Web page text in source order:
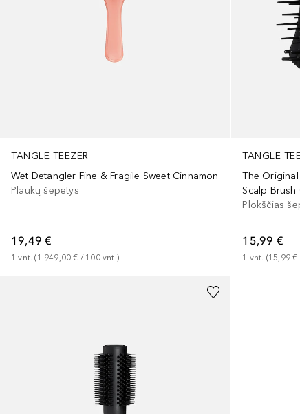
TANGLE TEEZER
Wet Detangler Fine & Fragile Sweet Cinnamon
Plaukų šepetys
19,49 €
1 vnt. (1 949,00 € / 100 vnt.)
TANGLE
The Original
Scalp Brush
Plokščias
15,99 €
1 vnt. (15,99 €